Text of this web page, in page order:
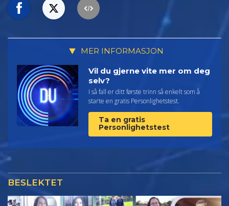
MER INFORMASJON
Vil du gjerne vite mer om deg
selv?
I så fall er ditt første trinn så enkelt som å
starte en gratis Personlighetstest.
Ta en gratis
Personlighetstest
BESLEKTET